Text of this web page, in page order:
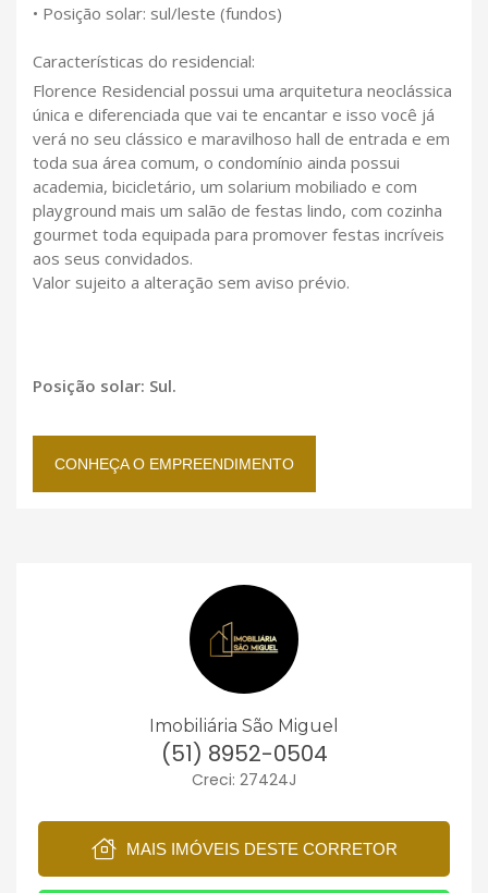
• Posição solar: sul/leste (fundos)
Características do residencial:
Florence Residencial possui uma arquitetura neoclássica
única e diferenciada que vai te encantar e isso você já
verá no seu clássico e maravilhoso hall de entrada e em
toda sua área comum, o condomínio ainda possui
academia, bicicletário, um solarium mobiliado e com
playground mais um salão de festas lindo, com cozinha
gourmet toda equipada para promover festas incríveis
aos seus convidados.
Valor sujeito a alteração sem aviso prévio.
Posição solar: Sul.
CONHEÇA O EMPREENDIMENTO
Imobiliária São Miguel
(51) 8952-0504
Creci: 27424J
MAIS IMÓVEIS DESTE CORRETOR